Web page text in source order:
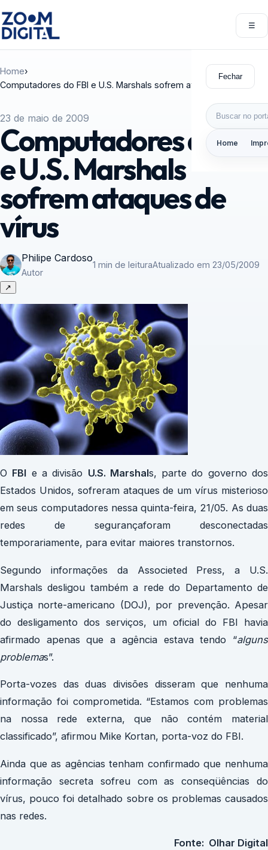
☰
Fechar
Buscar por:
Home
Home›
Computadores do FBI e U.S. Marshals sofrem ataques de vírus
23 de maio de 2009
Computadores do FBI
e U.S. Marshals
sofrem ataques de
vírus
Philipe Cardoso
Autor
1 min de leituraAtualizado em 23/05/2009
↗
O FBI e a divisão U.S. Marshals, parte do governo dos
Estados Unidos, sofreram ataques de um vírus misterioso
em seus computadores nessa quinta-feira, 21/05. As duas
redes de segurançaforam desconectadas
temporariamente, para evitar maiores transtornos.
Segundo informações da Associeted Press, a U.S.
Marshals desligou também a rede do Departamento de
Justiça norte-americano (DOJ), por prevenção. Apesar
do desligamento dos serviços, um oficial do FBI havia
afirmado apenas que a agência estava tendo “alguns
problemas”.
Porta-vozes das duas divisões disseram que nenhuma
informação foi comprometida. “Estamos com problemas
na nossa rede externa, que não contém material
classificado”, afirmou Mike Kortan, porta-voz do FBI.
Ainda que as agências tenham confirmado que nenhuma
informação secreta sofreu com as conseqüências do
vírus, pouco foi detalhado sobre os problemas causados
nas redes.
Fonte: Olhar Digital